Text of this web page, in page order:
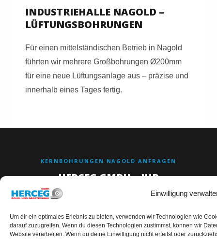
Einwilligung
Um dir ein optimales Erlebnis zu bieten, verwenden wir Technologien wie
darauf zuzugreifen. Wenn du diesen Technologien zustimmst, können wir
Website verarbeiten. Wenn du deine Einwilligung nicht erteilst oder
INDUSTRIEHALLE NAGOLD –
LÜFTUNGSBOHRUNGEN
Für einen mittelständischen Betrieb in Nagold
führten wir mehrere Großbohrungen Ø200mm
für eine neue Lüftungsanlage aus – präzise und
innerhalb eines Tages fertig.
KERNBOHRUNGEN NAGOLD ANFRAGEN
HERCEG GMBH – IHR
ANSPRECHPARTNER
✉